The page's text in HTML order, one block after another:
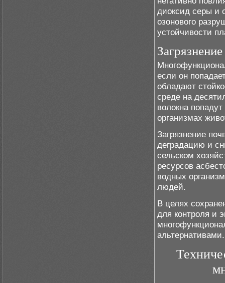
диоксид серы и
озонового
устойчивости
если он
обладают
среде на
волокна
организмах
Загрязнение
деградацию и
сельском
ресурсов
водных
людей.
В целях
для контроля и
альтернативами.